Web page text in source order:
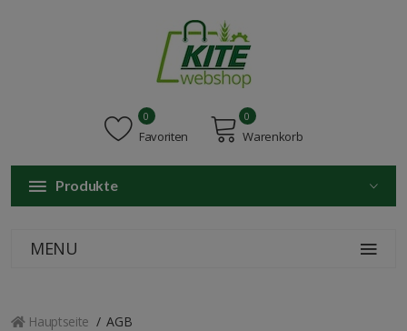
Favoriten
0
Warenkorb
0
Produkte
MENU
Hauptseite AGB